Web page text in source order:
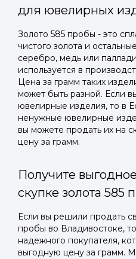
для ювелирных
Золото 585 пробы - это
чистого золота и
серебро, медь или
используется в
Цена за грамм таких
может быть разной. Если
ювелирные изделия, то в
ненужные ювелирные
вы можете продать их на
цену за грамм.
Получите
скупке золота 585
Если вы решили продать
пробы во Владивостоке,
надежного покупателя,
выгодную цену за грамм.